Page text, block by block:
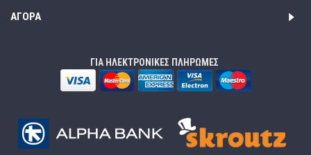
ΑΓΟΡΆ
ΓΙΑ ΗΛΕΚΤΡΟΝΙΚΕΣ ΠΛΗΡΩΜΕΣ